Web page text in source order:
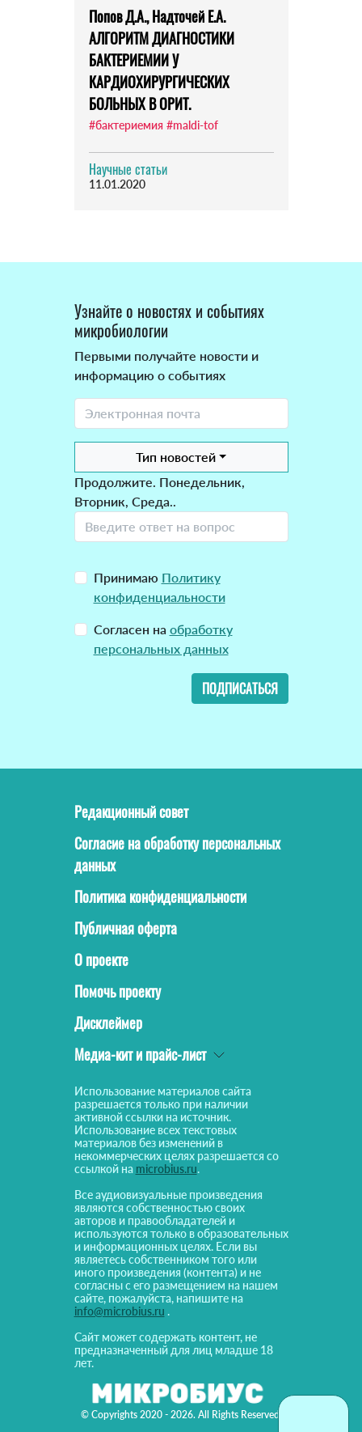
Попов Д.А., Надточей Е.А.
АЛГОРИТМ ДИАГНОСТИКИ
БАКТЕРИЕМИИ У
КАРДИОХИРУРГИЧЕСКИХ
БОЛЬНЫХ В ОРИТ.
#бактериемия #maldi-tof
Научные статьи
11.01.2020
Узнайте о новостях и событиях
микробиологии
Первыми получайте новости и
информацию о событиях
Тип новостей
Продолжите. Понедельник,
Вторник, Среда..
Принимаю Политику
конфиденциальности
Согласен на обработку
персональных данных
ПОДПИСАТЬСЯ
© Copyrights 2020 - 2026. All Rights Reserved!
Редакционный совет
Согласие на обработку персональных
данных
Политика конфиденциальности
Публичная оферта
О проекте
Помочь проекту
Дисклеймер
Медиа-кит и прайс-лист
Использование материалов сайта
разрешается только при наличии
активной ссылки на источник.
Использование всех текстовых
материалов без изменений в
некоммерческих целях разрешается со
ссылкой на microbius.ru.
Все аудиовизуальные произведения
являются собственностью своих
авторов и правообладателей и
используются только в образовательных
и информационных целях. Если вы
являетесь собственником того или
иного произведения (контента) и не
согласны с его размещением на нашем
сайте, пожалуйста, напишите на
info@microbius.ru .
Сайт может содержать контент, не
предназначенный для лиц младше 18
лет.